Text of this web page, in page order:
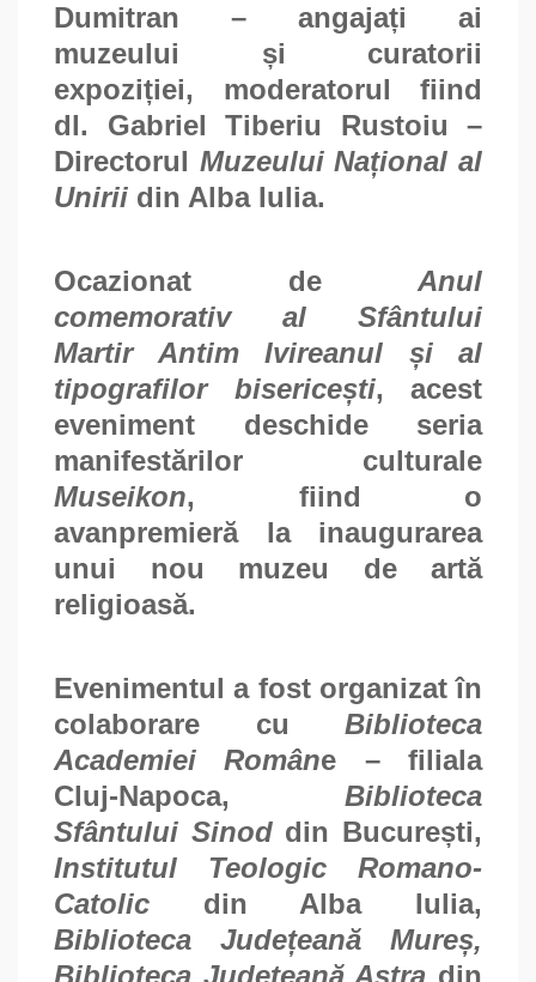
Dumitran – angajați ai
muzeului și curatorii
expoziției, moderatorul fiind
dl. Gabriel Tiberiu Rustoiu –
Directorul Muzeului Național al
Unirii din Alba Iulia.
Ocazionat de Anul
comemorativ al Sfântului
Martir Antim Ivireanul și al
tipografilor bisericești, acest
eveniment deschide seria
manifestărilor culturale
Museikon, fiind o
avanpremieră la inaugurarea
unui nou muzeu de artă
religioasă.
Evenimentul a fost organizat în
colaborare cu Biblioteca
Academiei Române – filiala
Cluj-Napoca, Biblioteca
Sfântului Sinoddin București,
Institutul Teologic Romano-
Catolic din Alba Iulia,
Biblioteca Județeană Mureș,